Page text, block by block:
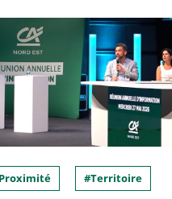
Territoire